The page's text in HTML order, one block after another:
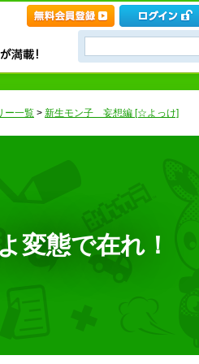
ー一覧 > 新生モン子 妄想編 [☆よっけ]
変態で在れ！